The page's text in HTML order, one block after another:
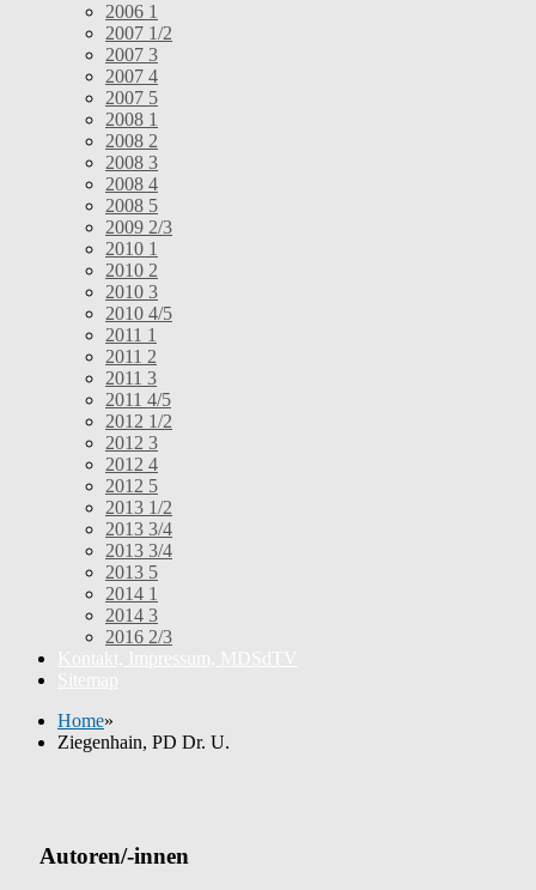
2006 1
2007 1/2
2007 3
2007 4
2007 5
2008 1
2008 2
2008 3
2008 4
2008 5
2009 2/3
2010 1
2010 2
2010 3
2010 4/5
2011 1
2011 2
2011 3
2011 4/5
2012 1/2
2012 3
2012 4
2012 5
2013 1/2
2013 3/4
2013 3/4
2013 5
2014 1
2014 3
2016 2/3
Home»
Ziegenhain, PD Dr. U.
Autoren/-innen